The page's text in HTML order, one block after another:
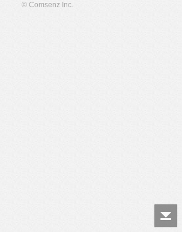
© Comsenz Inc.